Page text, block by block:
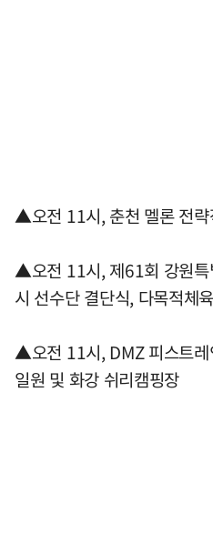
▲오전 11시, 춘천 멜론 전략
▲오전 11시, 제61회 강원특
시 선수단 결단식, 다목적체
▲오전 11시, DMZ 피스트레
일원 및 화강 쉬리캠핑장